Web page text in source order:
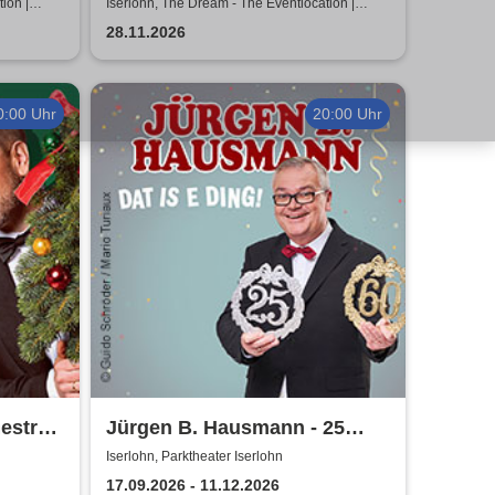
|
Shows
Iserlohn, The Dream - The Eventlocation |
Iserlohn
28.11.2026
Uhr
-
20:00 Uhr
Jürgen B. Hausmann - 25
Jahre - Dat is e Ding!
Iserlohn, Parktheater Iserlohn
17.09.2026 - 11.12.2026